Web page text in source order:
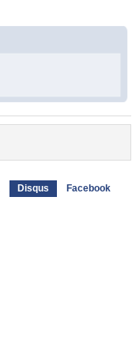
Disqus Facebook